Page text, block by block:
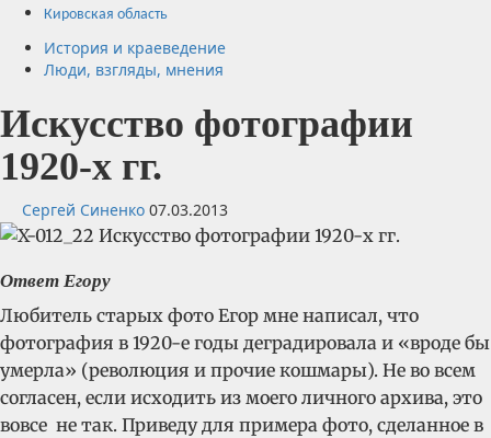
Кировская область
История и краеведение
Люди, взгляды, мнения
Искусство фотографии
1920-х гг.
Сергей Синенко 07.03.2013
Ответ Егору
Любитель старых фото Егор мне написал, что
фотография в 1920-е годы деградировала и «вроде бы
умерла» (революция и прочие кошмары). Не во всем
согласен, если исходить из моего личного архива, это
вовсе не так. Приведу для примера фото, сделанное в